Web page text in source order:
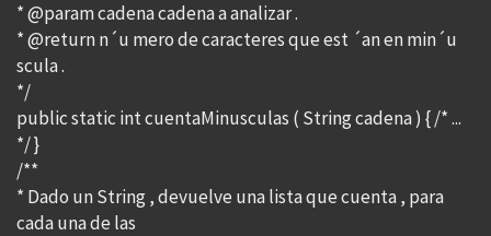
* @param cadena cadena a analizar .
* @return n´u mero de caracteres que est ´an en min´u
scula .
*/
public static int cuentaMinusculas ( String cadena ) { /* ...
*/ }
/**
* Dado un String , devuelve una lista que cuenta , para
cada una de las